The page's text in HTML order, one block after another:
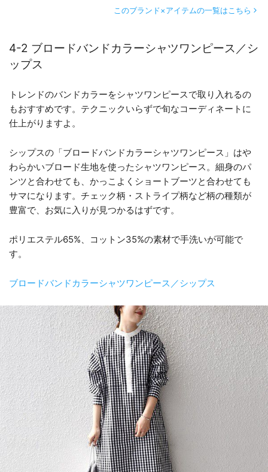
このブランド×アイテムの一覧はこちら
4-2 ブロードバンドカラーシャツワンピース／シ
ップス
トレンドのバンドカラーをシャツワンピースで取り入れるの
もおすすめです。テクニックいらずで旬なコーディネートに
仕上がりますよ。
シップスの「ブロードバンドカラーシャツワンピース」はや
わらかいブロード生地を使ったシャツワンピース。細身のパ
ンツと合わせても、かっこよくショートブーツと合わせても
サマになります。チェック柄・ストライプ柄など柄の種類が
豊富で、お気に入りが見つかるはずです。
ポリエステル65%、コットン35%の素材で手洗いが可能で
す。
ブロードバンドカラーシャツワンピース／シップス